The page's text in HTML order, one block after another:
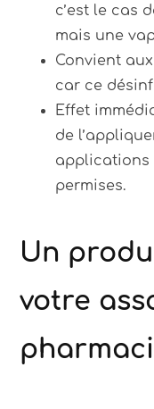
c’est le cas
mais une
Convient
car ce
Effet
de
applications
permises.
Un
votre